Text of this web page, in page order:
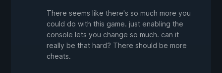
There seems like there's so much more you
could do with this game. just enabling the
console lets you change so much. can it
really be that hard? There should be more
cheats.